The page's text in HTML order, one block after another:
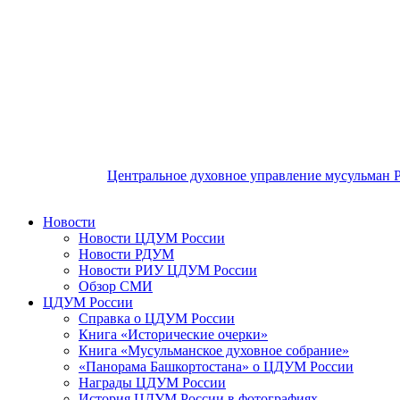
Центральное духовное управление мусульман
Новости
Новости ЦДУМ России
Новости РДУМ
Новости РИУ ЦДУМ России
Обзор СМИ
ЦДУМ России
Справка о ЦДУМ России
Книга «Исторические очерки»
Книга «Мусульманское духовное собрание»
«Панорама Башкортостана» о ЦДУМ России
Награды ЦДУМ России